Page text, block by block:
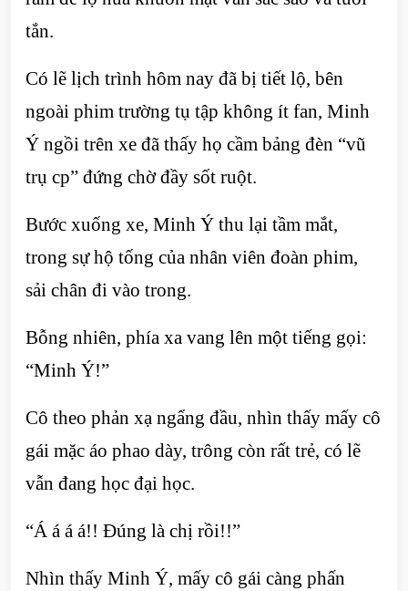
tắn.
Có lẽ lịch trình hôm nay đã bị tiết lộ, bên
ngoài phim trường tụ tập không ít fan, Minh
Ý ngồi trên xe đã thấy họ cầm bảng đèn “vũ
trụ cp” đứng chờ đầy sốt ruột.
Bước xuống xe, Minh Ý thu lại tầm mắt,
trong sự hộ tống của nhân viên đoàn phim,
sải chân đi vào trong.
Bỗng nhiên, phía xa vang lên một tiếng gọi:
“Minh Ý!”
Cô theo phản xạ ngẩng đầu, nhìn thấy mấy cô
gái mặc áo phao dày, trông còn rất trẻ, có lẽ
vẫn đang học đại học.
“Á á á á!! Đúng là chị rồi!!”
Nhìn thấy Minh Ý, mấy cô gái càng phấn